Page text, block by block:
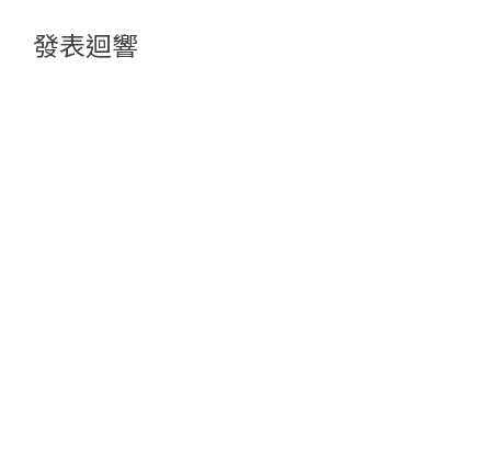
發表迴響